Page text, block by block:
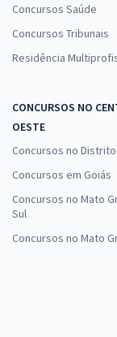
Concursos Saúde
Concursos Tribunais
Residência
CONCURSOS NO
OESTE
Concursos no
Concursos em Goiás
Concursos no Mato
Sul
Concursos no Mato